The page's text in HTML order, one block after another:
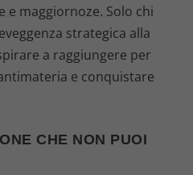
maggiornoze. Solo chi
strategica alla
a raggiungere per
e conquistare
CHE NON PUOI